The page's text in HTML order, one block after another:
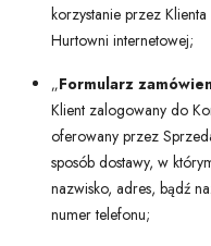
korzystanie przez
Hurtowni internetowej;
„Formularz
Klient zalogowany do
oferowany przez
sposób dostawy, w
nazwisko, adres, bądź
numer telefonu;